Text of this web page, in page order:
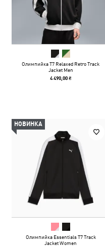
Олимпийка T7 Relaxed Retro Track
Jacket Men
4 490,00 ₴
НОВИНКА
Олимпийка Essentials T7 Track
Jacket Women